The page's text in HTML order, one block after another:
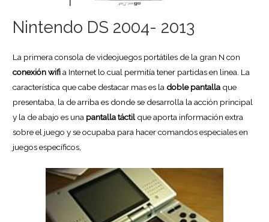
Nintendo DS 2004- 2013
La primera consola de videojuegos portátiles de la gran N con
conexión wifia Internet lo cual permitía tener partidas en linea. La
característica que cabe destacar mas es la doble pantalla que
presentaba, la de arriba es donde se desarrolla la acción principal
y la de abajo es una pantalla táctil que aporta información extra
sobre el juego y se ocupaba para hacer comandos especiales en
juegos específicos,